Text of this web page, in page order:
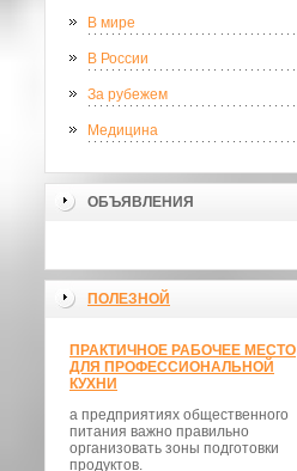
В мире
В России
За рубежем
Медицина
ОБЪЯВЛЕНИЯ
ПОЛЕЗНОЙ
ПРАКТИЧНОЕ РАБОЧЕЕ МЕСТО
ДЛЯ ПРОФЕССИОНАЛЬНОЙ
КУХНИ
а предприятиях общественного
питания важно правильно
организовать зоны подготовки
продуктов.